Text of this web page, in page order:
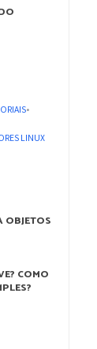
•
LINUX
OBJETOS
COMO